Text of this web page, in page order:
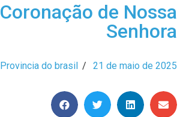
Coronação de Nossa
Senhora
Provincia do brasil / 21 de maio de 2025